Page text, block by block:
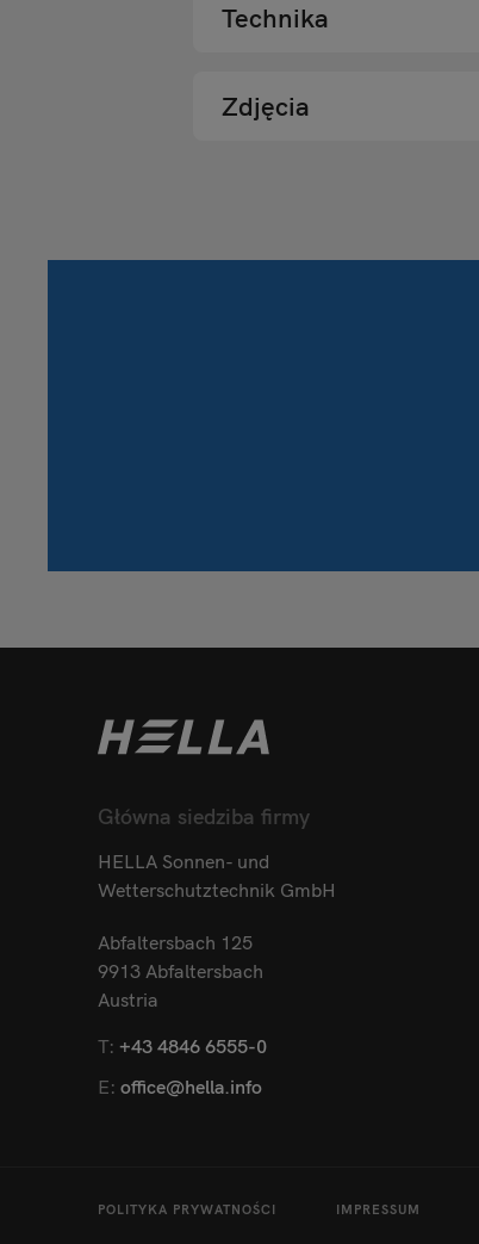
Technika
Zdjęcia
Główna siedziba firmy
HELLA Sonnen- und
Wetterschutztechnik GmbH
Abfaltersbach 125
9913 Abfaltersbach
Austria
T: +43 4846 6555-0
E: office@hella.info
POLITYKA PRYWATNOŚCI IMPRESSUM